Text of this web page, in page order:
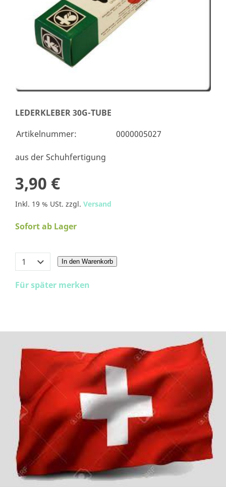
LEDERKLEBER 30G-TUBE
Artikelnummer:
0000005027
aus der Schuhfertigung
3,90 €
Inkl. 19 % USt. zzgl. Versand
Sofort ab Lager
In den Warenkorb
Für später merken